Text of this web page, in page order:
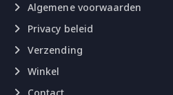
Algemene voorwaarden
Privacy beleid
Verzending
Winkel